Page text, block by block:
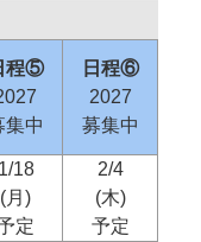
程⑤
集中
日程⑥
2027
募集中
1/18
(月)
定
2/4
(木)
予定